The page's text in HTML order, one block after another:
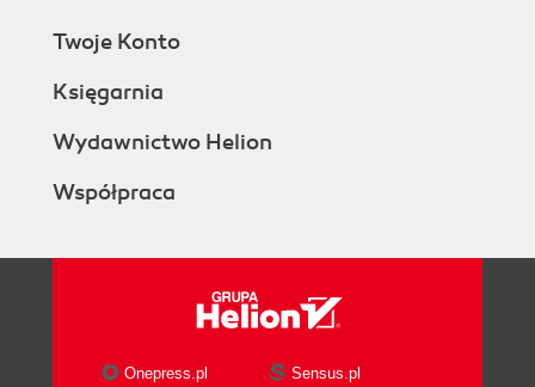
Twoje Konto
Księgarnia
Wydawnictwo Helion
Współpraca
Onepress.pl
Sensus.pl